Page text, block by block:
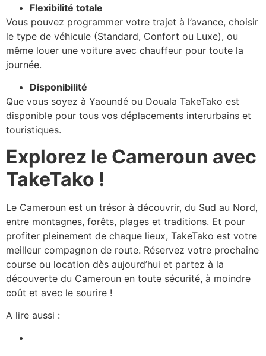
Flexibilité totale
Vous pouvez programmer votre trajet à l’avance, choisir
le type de véhicule (Standard, Confort ou Luxe), ou
même louer une voiture avec chauffeur pour toute la
journée.
Disponibilité
Que vous soyez à Yaoundé ou Douala TakeTako est
disponible pour tous vos déplacements interurbains et
touristiques.
Explorez le Cameroun avec
TakeTako !
Le Cameroun est un trésor à découvrir, du Sud au Nord,
entre montagnes, forêts, plages et traditions. Et pour
profiter pleinement de chaque lieux, TakeTako est votre
meilleur compagnon de route. Réservez votre prochaine
course ou location dès aujourd’hui et partez à la
découverte du Cameroun en toute sécurité, à moindre
coût et avec le sourire !
A lire aussi :